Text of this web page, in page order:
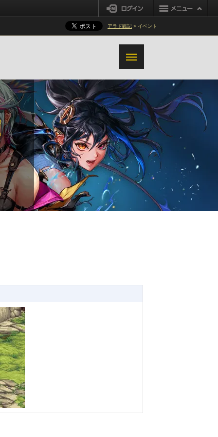
ログイン
アラド戦記 > イベント
ハンター
ヴィジランテ
変更内容の追加
覚醒クエストとクエストブックリニ
利便性の改善
追加改善と変更内容